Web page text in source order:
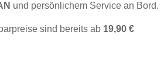
und persönlichem Service an Bord.
sind bereits ab 19,90 €